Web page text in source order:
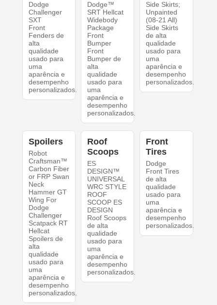
Dodge
Challenger
SXT
Front
Fenders de
alta
qualidade
usado para
uma
aparência e
desempenho
personalizados.
Dodge™
SRT Hellcat
Widebody
Package
Front
Bumper
Front
Bumper de
alta
qualidade
usado para
uma
aparência e
desempenho
personalizados.
Side Skirts;
Unpainted
(08-21 All)
Side Skirts
de alta
qualidade
usado para
uma
aparência e
desempenho
personalizados.
Spoilers
Robot
Craftsman™
Carbon Fiber
or FRP Swan
Neck
Hammer GT
Wing For
Dodge
Challenger
Scatpack RT
Hellcat
Spoilers de
alta
qualidade
usado para
uma
aparência e
desempenho
personalizados.
Roof
Scoops
ES
DESIGN™
UNIVERSAL
WRC STYLE
ROOF
SCOOP ES
DESIGN
Roof Scoops
de alta
qualidade
usado para
uma
aparência e
desempenho
personalizados.
Front
Tires
Dodge
Front Tires
de alta
qualidade
usado para
uma
aparência e
desempenho
personalizados.